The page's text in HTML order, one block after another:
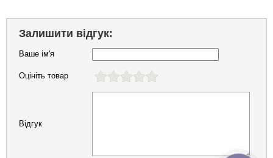
Залишити відгук:
Ваше ім'я
Оцініть товар
Відгук